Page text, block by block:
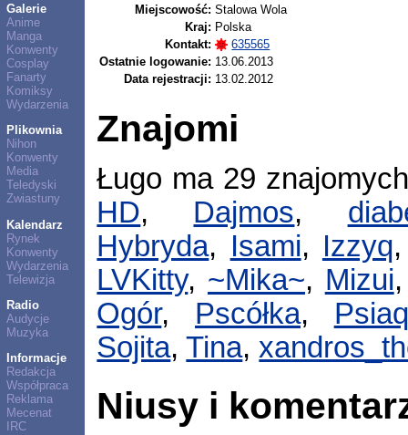
Galerie
Anime
Manga
Konwenty
Cosplay
Fanarty
Komiksy
Wydarzenia
Plikownia
Nihon
Konwenty
Media
Teledyski
Zwiastuny
Kalendarz
Rynek
Konwenty
Wydarzenia
Telewizja
Radio
Audycje
Muzyka
Informacje
Redakcja
Współpraca
Reklama
Mecenat
IRC
Miejscowość: Stalowa Wola
Kraj: Polska
Kontakt:
635565
Ostatnie logowanie: 13.06.2013
Data rejestracji: 13.02.2012
Znajomi
Ługo ma 29
HD, Dajmos,
Hybryda, Isami, Izzyq
LVKitty, ~Mika~, Mizui
Ogór, Pscółka, Psiaq
Sojita,Tina,
Niusy i